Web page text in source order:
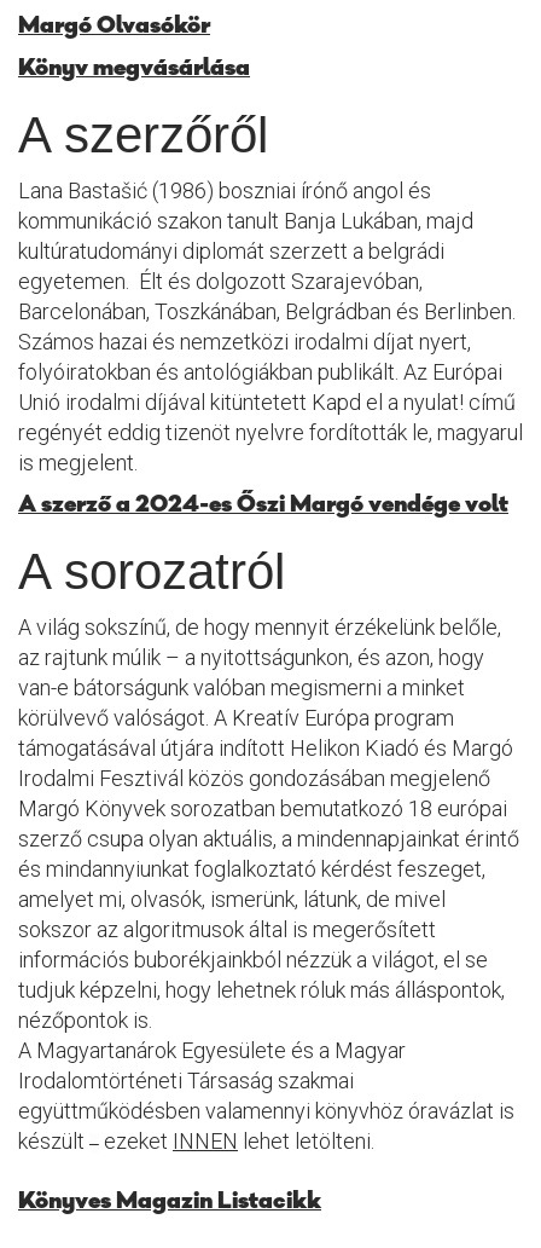
Margó Olvasókör
Könyv megvásárlása
A szerzőről
Lana Bastašić (1986) boszniai írónő angol és
kommunikáció szakon tanult Banja Lukában, majd
kultúratudományi diplomát szerzett a belgrádi
egyetemen. Élt és dolgozott Szarajevóban,
Barcelonában, Toszkánában, Belgrádban és Berlinben.
Számos hazai és nemzetközi irodalmi díjat nyert,
folyóiratokban és antológiákban publikált. Az Európai
Unió irodalmi díjával kitüntetett Kapd el a nyulat! című
regényét eddig tizenöt nyelvre fordították le, magyarul
is megjelent.
A szerző a 2024-es Őszi Margó vendége volt
A sorozatról
A világ sokszínű, de hogy mennyit érzékelünk belőle,
az rajtunk múlik – a nyitottságunkon, és azon, hogy
van-e bátorságunk valóban megismerni a minket
körülvevő valóságot. A Kreatív Európa program
támogatásával útjára indított Helikon Kiadó és Margó
Irodalmi Fesztivál közös gondozásában megjelenő
Margó Könyvek sorozatban bemutatkozó 18 európai
szerző csupa olyan aktuális, a mindennapjainkat érintő
és mindannyiunkat foglalkoztató kérdést feszeget,
amelyet mi, olvasók, ismerünk, látunk, de mivel
sokszor az algoritmusok által is megerősített
információs buborékjainkból nézzük a világot, el se
tudjuk képzelni, hogy lehetnek róluk más álláspontok,
nézőpontok is.
A Magyartanárok Egyesülete és a Magyar
Irodalomtörténeti Társaság szakmai
együttműködésben valamennyi könyvhöz óravázlat is
készült – ezeket INNEN lehet letölteni.
Könyves Magazin Listacikk